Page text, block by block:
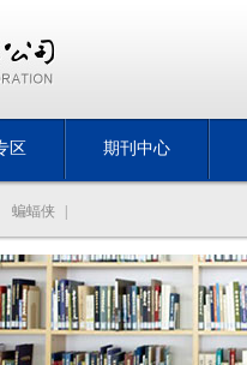
区 期刊中心
蝙蝠侠